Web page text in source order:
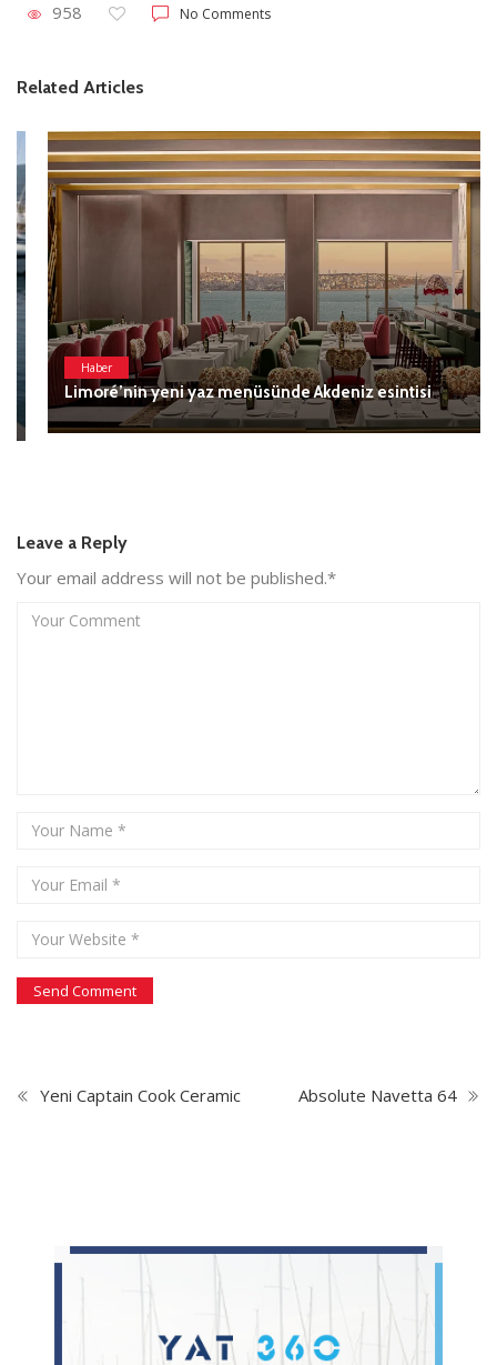
958 No Comments
Related Articles
Limoré’nin yeni yaz menüsünde Akdeniz esintisi
Leave a Reply
Your email address will not be published.*
Yeni Captain Cook Ceramic Absolute Navetta 64